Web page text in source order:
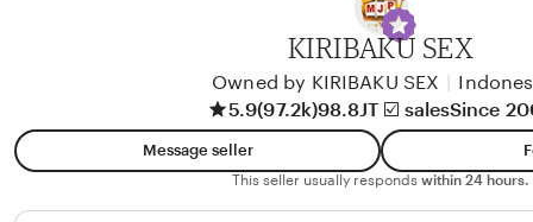
l
o
KIRIBAKU SEX
Owned by KIRIBAKU SEX
5.9(97.2k)98.8JT ☑️ salesSince
Message seller
This seller usually responds within 24 hours.